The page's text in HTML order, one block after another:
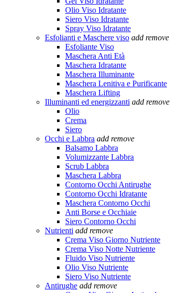
Olio Viso Idratante
Siero Viso Idratante
Spray Viso Idratante
Esfolianti e Maschere viso add remove
Esfoliante Viso
Maschera Anti Età
Maschera Idratante
Maschera Illuminante
Maschera Lenitiva e Purificante
Maschera Lifting
Illuminanti ed energizzanti add remove
Olio
Crema
Siero
Occhi e Labbra add remove
Balsamo Labbra
Volumizzante Labbra
Scrub Labbra
Maschera Labbra
Contorno Occhi Antirughe
Contorno Occhi Idratante
Maschera Contorno Occhi
Anti Borse e Occhiaie
Siero Contorno Occhi
Nutrienti add remove
Crema Viso Giorno Nutriente
Crema Viso Notte Nutriente
Fluido Viso Nutriente
Olio Viso Nutriente
Siero Viso Nutriente
Antirughe add remove